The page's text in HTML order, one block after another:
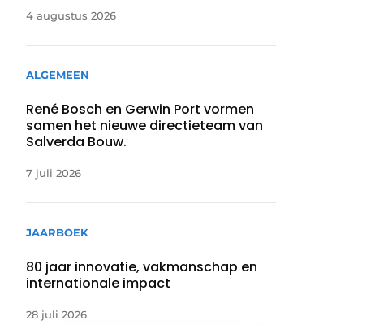
4 augustus 2026
ALGEMEEN
René Bosch en Gerwin Port vormen
samen het nieuwe directieteam van
Salverda Bouw.
7 juli 2026
JAARBOEK
80 jaar innovatie, vakmanschap en
internationale impact
28 juli 2026